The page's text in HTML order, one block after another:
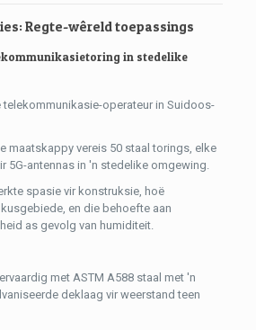
Regte-wêreld toepassings
in stedelike
telekommunikasie-operateur in Suidoos-
maatskappy vereis 50 staal torings, elke
5G-antennas in 'n stedelike omgewing.
spasie vir konstruksie, hoë
en die behoefte aan
as gevolg van humiditeit.
met ASTM A588 staal met 'n
deklaag vir weerstand teen